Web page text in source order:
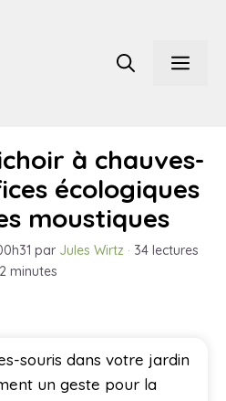
à chauves-
écologiques
moustiques
par Jules Wirtz · 34 lectures
minutes
souris dans votre jardin
un geste pour la